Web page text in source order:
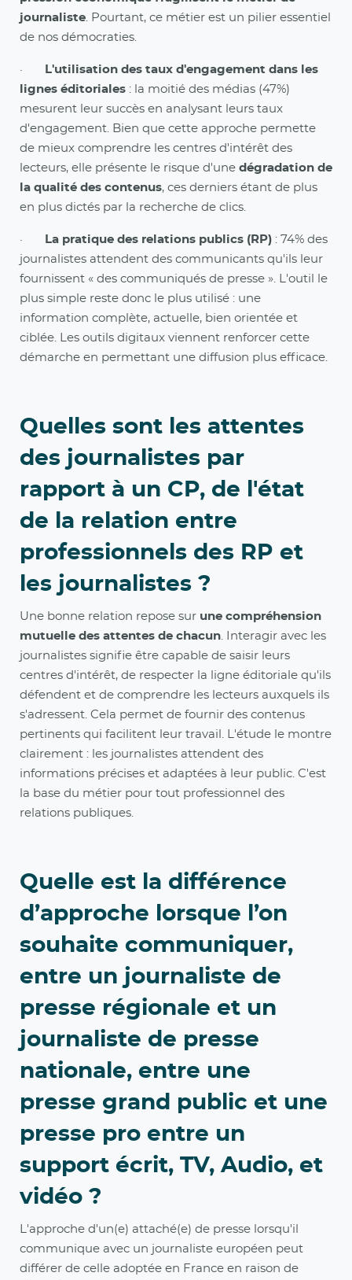
journaliste . Pourtant, ce métier est un pilier essentiel
de nos démocraties.
·
L'utilisation des taux d'engagement dans les
lignes éditoriales : la moitié des médias (47%)
mesurent leur succès en analysant leurs taux
d'engagement. Bien que cette approche permette
de mieux comprendre les centres d'intérêt des
lecteurs, elle présente le risque d'une dégradation de
la qualité des contenus, ces derniers étant de plus
en plus dictés par la recherche de clics.
· La pratique des relations publics (RP) : 74% des
journalistes attendent des communicants qu'ils leur
fournissent « des communiqués de presse ». L'outil le
plus simple reste donc le plus utilisé : une
information complète, actuelle, bien orientée et
ciblée. Les outils digitaux viennent renforcer cette
démarche en permettant une diffusion plus efficace.
Quelles sont les attentes
des journalistes par
rapport à un CP, de l'état
de la relation entre
professionnels des RP et
les journalistes ?
Une bonne relation repose sur une compréhension
mutuelle des attentes de chacun . Interagir avec les
journalistes signifie être capable de saisir leurs
centres d'intérêt, de respecter la ligne éditoriale qu'ils
défendent et de comprendre les lecteurs auxquels ils
s'adressent. Cela permet de fournir des contenus
pertinents qui facilitent leur travail. L'étude le montre
clairement : les journalistes attendent des
informations précises et adaptées à leur public. C'est
la base du métier pour tout professionnel des
relations publiques.
Quelle est la différence
d’approche lorsque l’on
souhaite communiquer,
entre un journaliste de
presse régionale et un
journaliste de presse
nationale, entre une
presse grand public et une
presse pro entre un
support écrit, TV, Audio, et
vidéo ?
L'approche d'un(e) attaché(e) de presse lorsqu'il
communique avec un journaliste européen peut
différer de celle adoptée en France en raison de